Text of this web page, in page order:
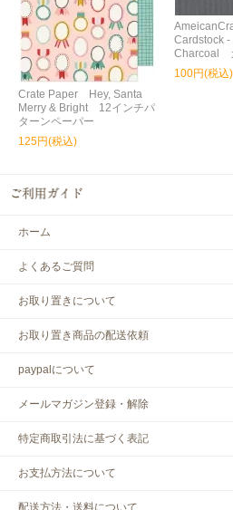
Crate Paper Hey, Santa
Merry & Bright 12インチパ
ターンペーパー
125円(税込)
Cardstock -
Charcoal
100円(税込)
ホーム
よくあるご質問
お取り置きについて
お取り置き商品の配送依頼
paypalについて
メールマガジン登録・解除
特定商取引法に基づく表記
お支払方法について
配送方法・送料について